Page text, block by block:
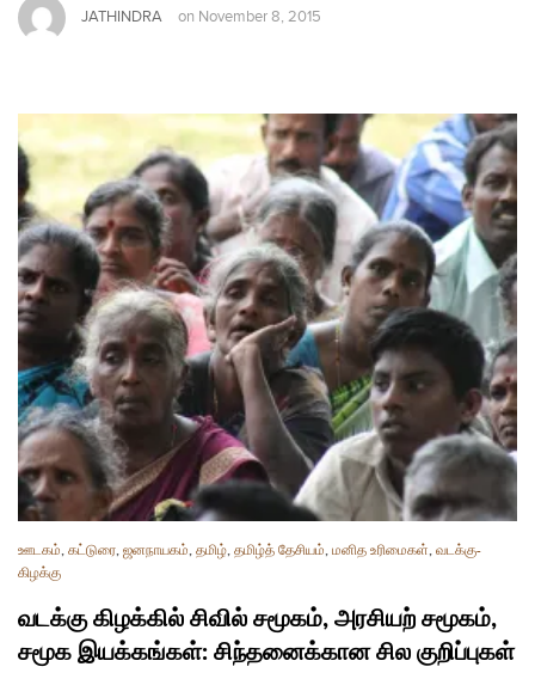
JATHINDRA on November 8, 2015
ஊடகம், கட்டுரை, ஜனநாயகம், தமிழ், தமிழ்த் தேசியம், மனித உரிமைகள், வடக்கு-
கிழக்கு
வடக்கு கிழக்கில் சிவில் சமூகம், அரசியற் சமூகம்,
சமூக இயக்கங்கள்: சிந்தனைக்கான சில குறிப்புகள்